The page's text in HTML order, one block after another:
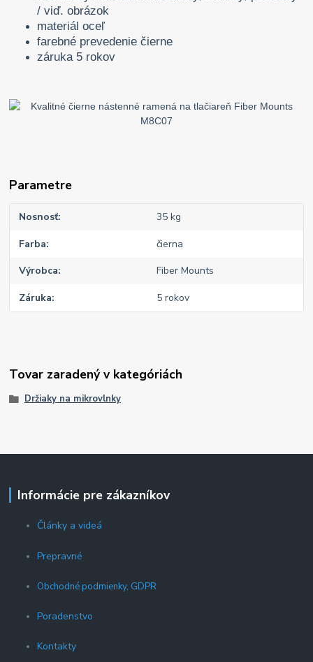
/ viď. obrázok
materiál oceľ
farebné prevedenie čierne
záruka 5 rokov
Parametre
Nosnosť 35 kg
Farba čierna
Výrobca Fiber Mounts
Záruka 5 rokov
Tovar zaradený v kategóriách
Držiaky na mikrovlnky
Informácie pre zákazníkov
Články a videá
Prepravné
Obchodné podmienky, GDPR
Poradenstvo
Kontakty